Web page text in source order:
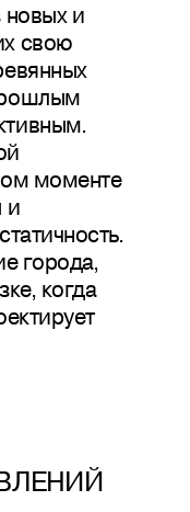
новых и
свою
моменте
и
города,
когда